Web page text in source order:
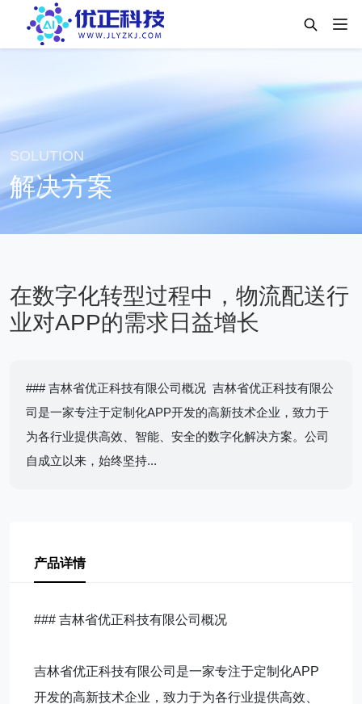
SOLUTION
解决方案
在数字化转型过程中，物流配送行
业对APP的需求日益增长
### 吉林省优正科技有限公司概况 吉林省优正科技有限公
司是一家专注于定制化APP开发的高新技术企业，致力于
为各行业提供高效、智能、安全的数字化解决方案。公司
自成立以来，始终坚持...
产品详情
### 吉林省优正科技有限公司概况
吉林省优正科技有限公司是一家专注于定制化APP
开发的高新技术企业，致力于为各行业提供高效、